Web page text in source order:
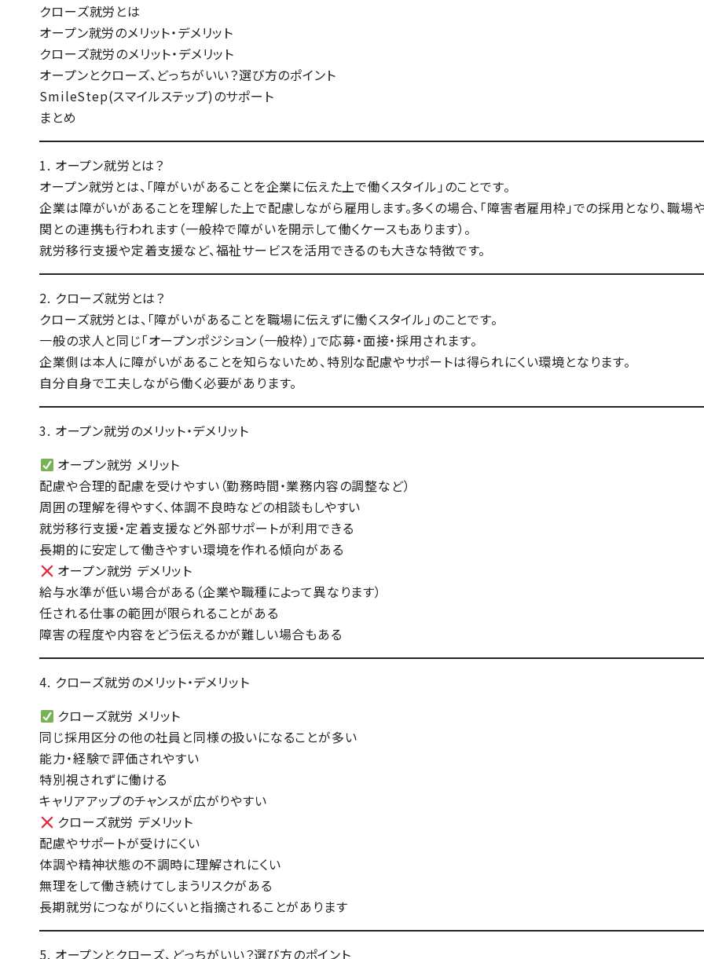
クローズ就労とは
オープン就労のメリット・デメリット
クローズ就労のメリット・デメリット
オープンとクローズ、どっちがいい？選び方のポイント
SmileStep(スマイルステップ)のサポート
まとめ
1. オープン就労とは？
オープン就労とは、「障がいがあることを企業に伝えた上で働くスタイル」のことです。
企業は障がいがあることを理解した上で配慮しながら雇用します。多くの場合、「障害者雇用枠」での採用となり、職場
関との連携も行われます（一般枠で障がいを開示して働くケースもあります）。
就労移行支援や定着支援など、福祉サービスを活用できるのも大きな特徴です。
2. クローズ就労とは？
クローズ就労とは、「障がいがあることを職場に伝えずに働くスタイル」のことです。
一般の求人と同じ「オープンポジション（一般枠）」で応募・面接・採用されます。
企業側は本人に障がいがあることを知らないため、特別な配慮やサポートは得られにくい環境となります。
自分自身で工夫しながら働く必要があります。
3. オープン就労のメリット・デメリット
オープン就労 メリット
配慮や合理的配慮を受けやすい （勤務時間・業務内容の調整など）
周囲の理解を得やすく、体調不良時などの相談もしやすい
就労移行支援・定着支援など外部サポートが利用できる
長期的に安定して働きやすい環境を作れる傾向がある
オープン就労 デメリット
給与水準が低い場合がある （企業や職種によって異なります）
任される仕事の範囲が限られることがある
障害の程度や内容をどう伝えるかが難しい場合もある
4. クローズ就労のメリット・デメリット
クローズ就労 メリット
同じ採用区分の他の社員と同様の扱いになることが多い
能力・経験で評価されやすい
特別視されずに働ける
キャリアアップのチャンスが広がりやすい
クローズ就労 デメリット
配慮やサポートが受けにくい
体調や精神状態の不調時に理解されにくい
無理をして働き続けてしまうリスクがある
長期就労につながりにくいと指摘されることがあります
5. オープンとクローズ、どっちがいい？選び方のポイント